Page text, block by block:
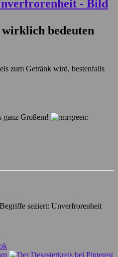
bedeuten
zum Getränk wird, bestenfalls
ganz Großem!
Begriffe seziert: Unverfrorenheit